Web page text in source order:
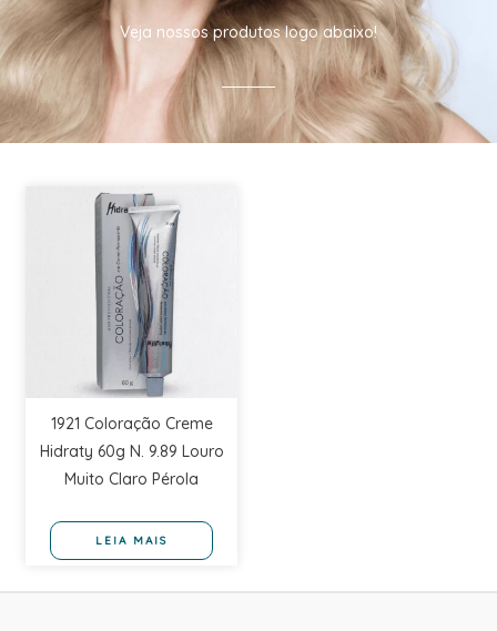
Veja nossos produtos logo abaixo!
1921 Coloração Creme
Hidraty 60g N. 9.89 Louro
Muito Claro Pérola
LEIA MAIS